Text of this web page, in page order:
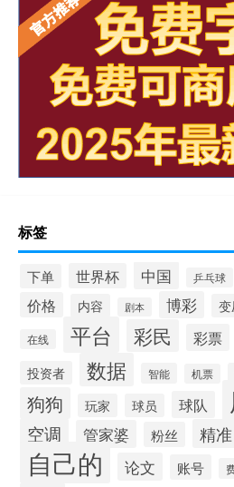
标签
下单 世界杯 中国 乒乓球
价格 内容 剧本 博彩
在线 平台 彩民 彩票
投资者 数据 智能 机票
狗狗 玩家 球员 球队
空调 管家婆 粉丝 精准
自己的 论文 账号